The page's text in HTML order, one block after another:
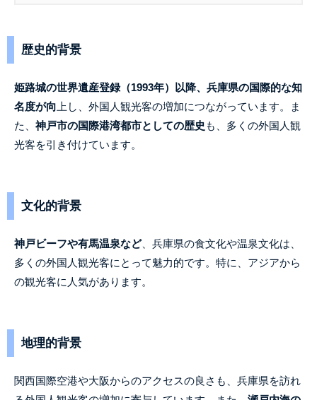
歴史的背景
姫路城の世界遺産登録（1993年）以降、兵庫県の国際的な知
名度が向 上し、外国人観光客の増加につながっています。ま
た、 神戸市の国際港湾都市としての歴史も、多くの外国人観
光客を引き付けています。
文化的背景
神戸ビーフや有馬温泉など、兵庫県の食文化や温泉文化は、
多くの外国人観光客にとって魅力的です。特に、アジアから
の観光客に人気があります。
地理的背景
関西国際空港や大阪からのアクセスの良さも、兵庫県を訪れ